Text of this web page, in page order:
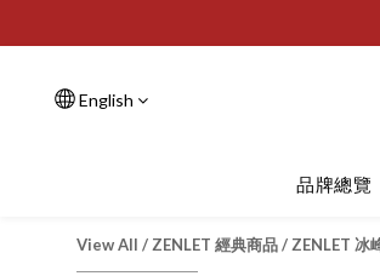
English
品牌總覽
View All / ZENLET 經典商品/ ZENLET 冰